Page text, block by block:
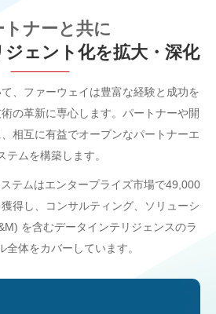
トナーと共に
ェント化を拡大・深化
、ファーウェイは豊富な経験と成功を
の革新に専心します。パートナーや開
相互に有益でオープンなパートナーエ
テムを構築します。
テムはエンタープライズ市場で49,000
得し、コンサルティング、ソリューシ
を含むデータインテリジェンスのラ
全体をカバーしています。